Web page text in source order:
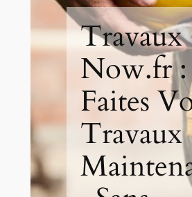
Travaux
Now.fr :
Faites
Travaux